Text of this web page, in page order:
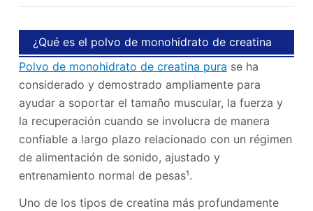
¿Qué es el polvo de monohidrato de creatina
pura?
Polvo de monohidrato de creatina pura se ha
considerado y demostrado ampliamente para
ayudar a soportar el tamaño muscular, la fuerza y ​​
la recuperación cuando se involucra de manera
confiable a largo plazo relacionado con un régimen
de alimentación de sonido, ajustado y
entrenamiento normal de pesas¹.
Uno de los tipos de creatina más profundamente